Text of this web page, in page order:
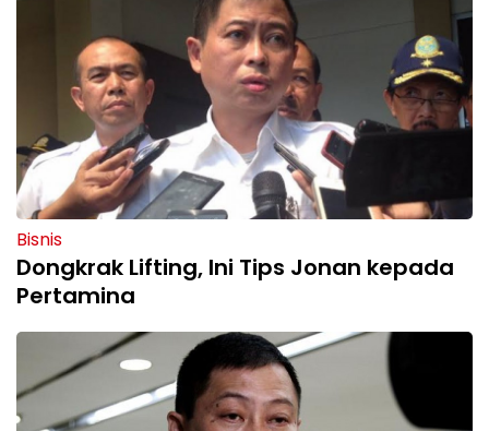
Bisnis
Dongkrak Lifting, Ini Tips Jonan kepada
Pertamina